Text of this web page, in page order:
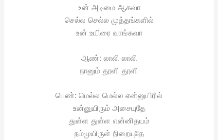
உன் அடிமை ஆகவா
செல்ல செல்ல முத்தங்களில்
உன் உயிரை வாங்கவா
ஆண்: லாலி லாலி
நானும் தூளி தூளி
பெண்: மெல்ல மெல்ல என்னுயிரில்
உன்னுயிரும் அசையுதே
துள்ள துள்ள என்னிதயம்
நம்முயிருள் நிறையுதே